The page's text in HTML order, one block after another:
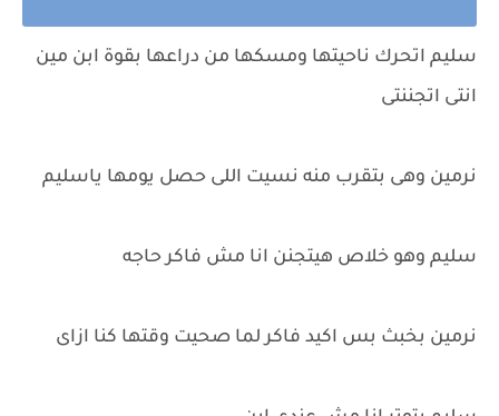
سليم اتحرك ناحيتها ومسكها من دراعها بقوة ابن مين
انتى اتجننتى
نرمين وهى بتقرب منه نسيت اللى حصل يومها ياسليم
سليم وهو خلاص هيتجنن انا مش فاكر حاجه
نرمين بخبث بس اكيد فاكر لما صحيت وقتها كنا ازاى